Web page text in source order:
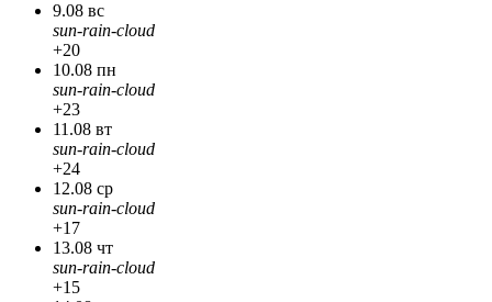
9.08 вс
sun-rain-cloud
+20
10.08 пн
sun-rain-cloud
+23
11.08 вт
sun-rain-cloud
+24
12.08 ср
sun-rain-cloud
+17
13.08 чт
sun-rain-cloud
+15